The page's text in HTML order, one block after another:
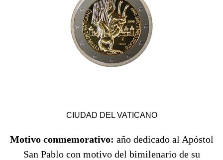
CIUDAD DEL VATICANO
Motivo conmemorativo: año dedicado al Apóstol
San Pablo con motivo del bimilenario de su